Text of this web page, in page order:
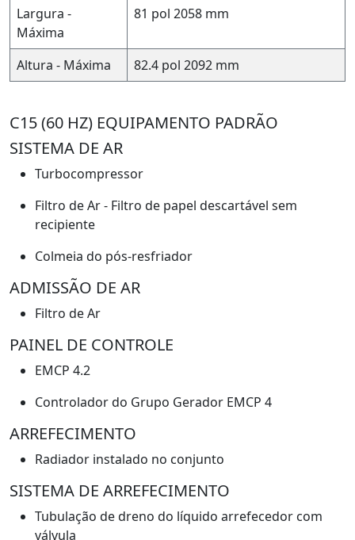
Largura -
Máxima
81 pol 2058 mm
Altura - Máxima 82.4 pol 2092 mm
C15 (60 HZ) EQUIPAMENTO PADRÃO
SISTEMA DE AR
Turbocompressor
Filtro de Ar - Filtro de papel descartável sem
recipiente
Colmeia do pós-resfriador
ADMISSÃO DE AR
Filtro de Ar
PAINEL DE CONTROLE
EMCP 4.2
Controlador do Grupo Gerador EMCP 4
ARREFECIMENTO
Radiador instalado no conjunto
SISTEMA DE ARREFECIMENTO
Tubulação de dreno do líquido arrefecedor com
válvula